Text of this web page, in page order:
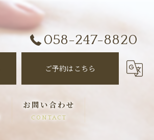
058-247-8820
ご予約はこちら
お問い合わせ
CONTACT